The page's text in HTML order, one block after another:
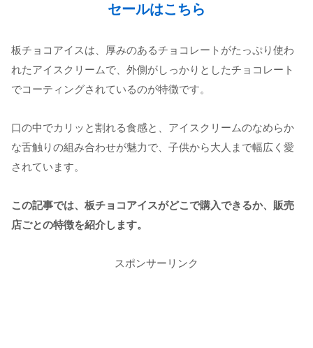
セールはこちら
板チョコアイスは、厚みのあるチョコレートがたっぷり使わ
れたアイスクリームで、外側がしっかりとしたチョコレート
でコーティングされているのが特徴です。
口の中でカリッと割れる食感と、アイスクリームのなめらか
な舌触りの組み合わせが魅力で、子供から大人まで幅広く愛
されています。
この記事では、板チョコアイスがどこで購入できるか、販売
店ごとの特徴を紹介します。
スポンサーリンク